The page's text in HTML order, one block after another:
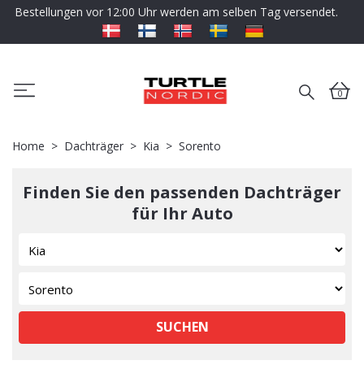
Bestellungen vor 12:00 Uhr werden am selben Tag versendet.
0
Home Dachträger Kia Sorento
Finden Sie den passenden Dachträger
für Ihr Auto
SUCHEN